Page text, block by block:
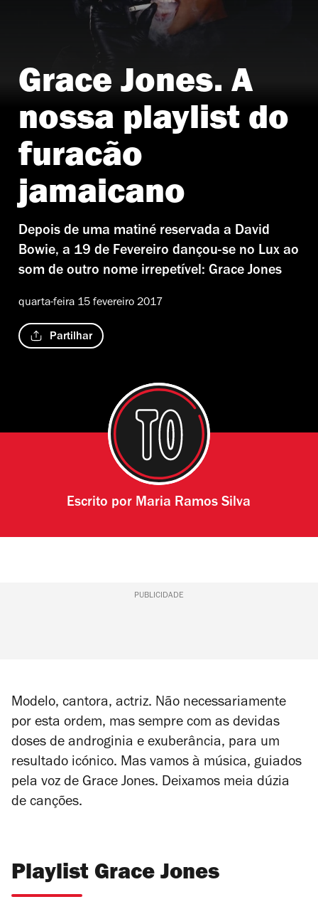
Grace Jones. A
nossa playlist do
furacão
jamaicano
Depois de uma matiné reservada a David
Bowie, a 19 de Fevereiro dançou-se no Lux ao
som de outro nome irrepetível: Grace Jones
quarta-feira 15 fevereiro 2017
Partilhar
Escrito por Maria Ramos Silva
PUBLICIDADE
Modelo, cantora, actriz. Não necessariamente
por esta ordem, mas sempre com as devidas
doses de androginia e exuberância, para um
resultado icónico. Mas vamos à música, guiados
pela voz de Grace Jones. Deixamos meia dúzia
de canções.
Playlist Grace Jones